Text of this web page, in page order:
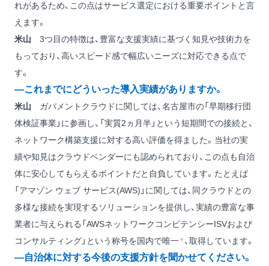
れがあるため、この点はサービス選定における重要ポイントと言
えます。
米山 3つ目の特徴は、豊富な支援実績に基づく知見や技術力を
もっており、高いスピード感で幅広いニーズに対応できる点で
す。
―これまでにどういった導入実績がありますか。
米山 ガバメントクラウドに関しては、名古屋市の「早期移行団
体検証事業」に参画し、「実質2ヵ月半」という短期間での接続と、
ネットワーク構築支援に対する高い評価を得ました。当社の実
績や知見はクラウドベンダーにも認められており、この点も自治
体に安心してもらえるポイントだと自負しています。たとえば
「アマゾン ウェブ サービス(AWS)」に関しては、同クラウドとの
多様な接続を実現するソリューションを提供し、実績の豊富な事
業者に与えられる「AWSネットワークコンピテンシーISVおよび
コンサルティング」という称号を国内で唯一*、取得しています。
―自治体に対する今後の支援方針を聞かせてください。